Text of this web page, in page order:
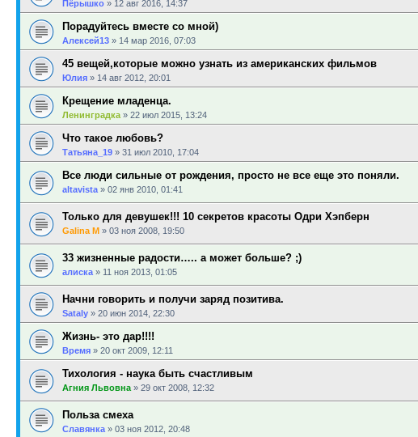
Пёрышко » 12 авг 2016, 14:37
Порадуйтесь вместе со мной)
Алексей13 » 14 мар 2016, 07:03
45 вещей,которые можно узнать из американских фильмов
Юлия » 14 авг 2012, 20:01
Крещение младенца.
Ленинградка » 22 июл 2015, 13:24
Что такое любовь?
Татьяна_19 » 31 июл 2010, 17:04
Все люди сильные от рождения, просто не все еще это поняли.
altavista » 02 янв 2010, 01:41
Только для девушек!!! 10 секретов красоты Одри Хэпберн
Galina M » 03 ноя 2008, 19:50
33 жизненные радости….. а может больше? ;)
алиска » 11 ноя 2013, 01:05
Начни говорить и получи заряд позитива.
Sataly » 20 июн 2014, 22:30
Жизнь- это дар!!!!
Время » 20 окт 2009, 12:11
Тихология - наука быть счастливым
Агния Львовна » 29 окт 2008, 12:32
Польза смеха
Славянка » 03 ноя 2012, 20:48